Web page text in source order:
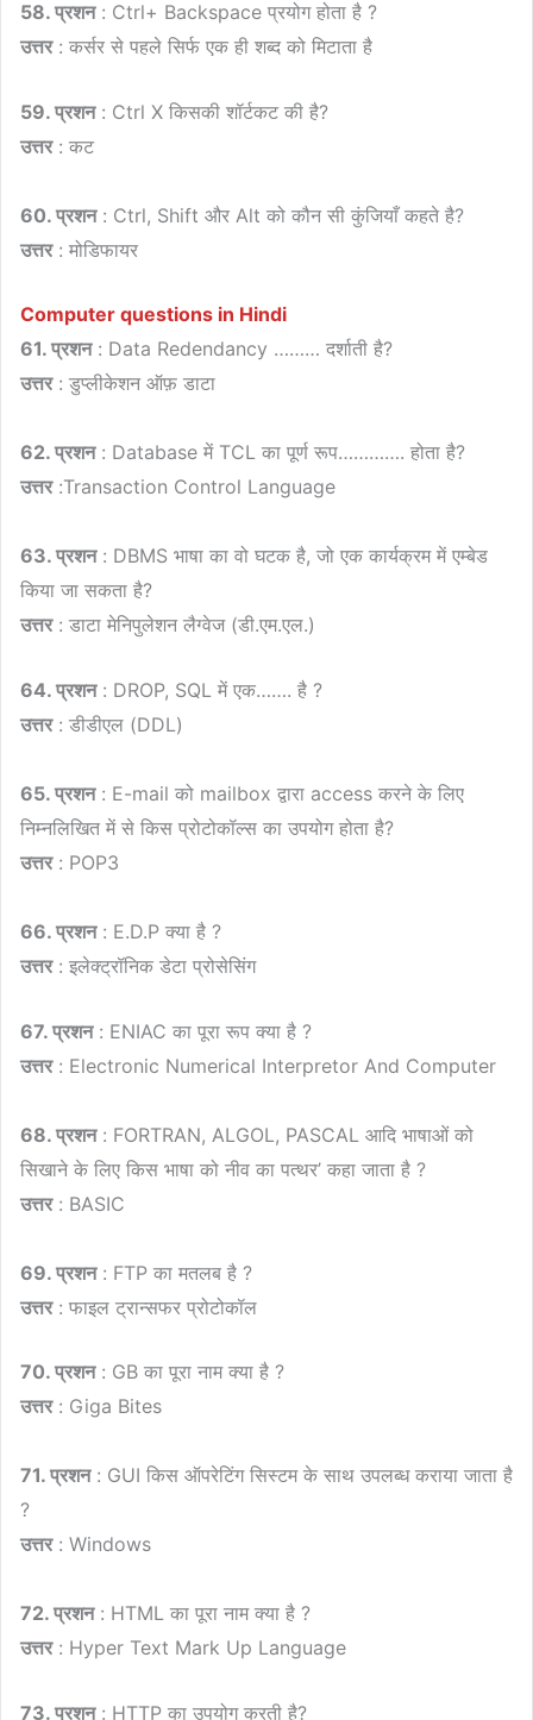
58. प्रशन: Ctrl+ Backspace प्रयोग होता है ?
उत्तर: कर्सर से पहले सिर्फ एक ही शब्द को मिटाता है
59. प्रशन: Ctrl X किसकी शॉर्टकट की है?
उत्तर: कट
60. प्रशन: Ctrl, Shift और Alt को कौन सी कुंजियाँ कहते है?
उत्तर: मोडिफायर
Computer questions in Hindi
61. प्रशन: Data Redendancy ……… दर्शाती है?
उत्तर: डुप्लीकेशन ऑफ़ डाटा
62. प्रशन: Database में TCL का पूर्ण रूप…………. होता है?
उत्तर:Transaction Control Language
63. प्रशन: DBMS भाषा का वो घटक है, जो एक कार्यक्रम में एम्बेड
किया जा सकता है?
उत्तर: डाटा मेनिपुलेशन लैग्वेज (डी.एम.एल.)
64. प्रशन: DROP, SQL में एक……. है ?
उत्तर: डीडीएल (DDL)
65. प्रशन: E-mail को mailbox द्वारा access करने के लिए
निम्नलिखित में से किस प्रोटोकॉल्स का उपयोग होता है?
उत्तर: POP3
66. प्रशन: E.D.P क्या है ?
उत्तर: इलेक्ट्रॉनिक डेटा प्रोसेसिंग
67. प्रशन: ENIAC का पूरा रूप क्या है ?
उत्तर: Electronic Numerical Interpretor And Computer
68. प्रशन: FORTRAN, ALGOL, PASCAL आदि भाषाओं को
सिखाने के लिए किस भाषा को नीव का पत्थर’ कहा जाता है ?
उत्तर: BASIC
69. प्रशन: FTP का मतलब है ?
उत्तर: फाइल ट्रान्सफर प्रोटोकॉल
70. प्रशन: GB का पूरा नाम क्या है ?
उत्तर: Giga Bites
71. प्रशन: GUI किस ऑपरेटिंग सिस्टम के साथ उपलब्ध कराया जाता है
?
उत्तर: Windows
72. प्रशन: HTML का पूरा नाम क्या है ?
उत्तर: Hyper Text Mark Up Language
73. प्रशन: HTTP का उपयोग करती है?